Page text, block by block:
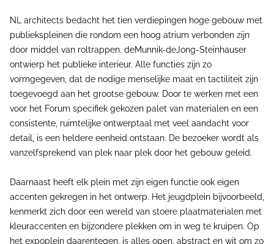
NL architects bedacht het tien verdiepingen hoge gebouw met
publiekspleinen die rondom een hoog atrium verbonden zijn
door middel van roltrappen. deMunnik-deJong-Steinhauser
ontwierp het publieke interieur. Alle functies zijn zo
vormgegeven, dat de nodige menselijke maat en tactiliteit zijn
toegevoegd aan het grootse gebouw. Door te werken met een
voor het Forum specifiek gekozen palet van materialen en een
consistente, ruimtelijke ontwerptaal met veel aandacht voor
detail, is een heldere eenheid ontstaan. De bezoeker wordt als
vanzelfsprekend van plek naar plek door het gebouw geleid.
Daarnaast heeft elk plein met zijn eigen functie ook eigen
accenten gekregen in het ontwerp. Het jeugdplein bijvoorbeeld,
kenmerkt zich door een wereld van stoere plaatmaterialen met
kleuraccenten en bijzondere plekken om in weg te kruipen. Op
het expoplein daarentegen, is alles open, abstract en wit om zo